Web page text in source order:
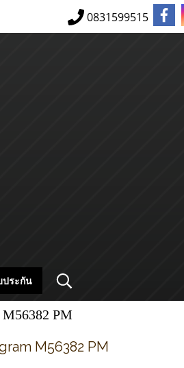
0831599515
ประกัน
PM
M56382 PM